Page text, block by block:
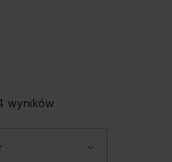
wyników